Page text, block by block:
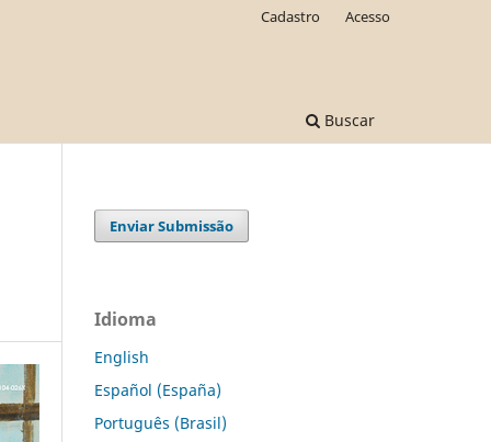
Buscar
Cadastro Acesso
Enviar Submissão
Idioma
English
Español (España)
Português (Brasil)